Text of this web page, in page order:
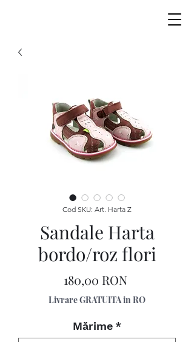
Cod SKU: Art. Harta Z
Sandale Harta
bordo/roz flori
180,00 RONPreț
Livrare GRATUITA in RO
Mărime *